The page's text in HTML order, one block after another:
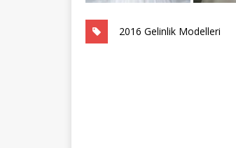
2016 Gelinlik Modelleri